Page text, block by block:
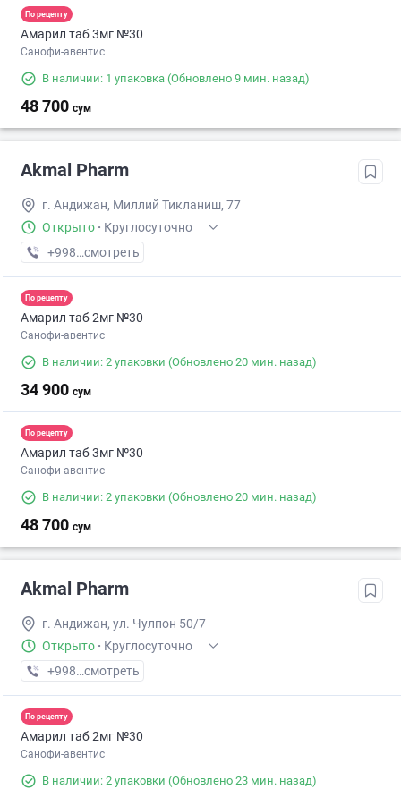
По рецепту
Амарил таб 3мг №30
Санофи-авентис
В наличии: 1 упаковка (Обновлено 9 мин. назад)
48 700 сум
Akmal Pharm
г. Андижан, Миллий Тикланиш, 77
Открыто · Круглосуточно
+998 (91) XXX-XX-XX
смотреть
По рецепту
Амарил таб 2мг №30
Санофи-авентис
В наличии: 2 упаковки (Обновлено 20 мин. назад)
34 900 сум
По рецепту
Амарил таб 3мг №30
Санофи-авентис
В наличии: 2 упаковки (Обновлено 20 мин. назад)
48 700 сум
Akmal Pharm
г. Андижан, ул. Чулпон 50/7
Открыто · Круглосуточно
+998 (91) XXX-XX-XX
смотреть
По рецепту
Амарил таб 2мг №30
Санофи-авентис
В наличии: 2 упаковки (Обновлено 23 мин. назад)